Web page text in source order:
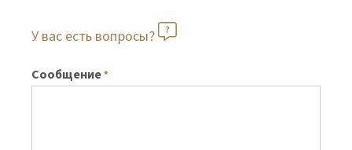
У вас есть вопросы?
Сообщение*